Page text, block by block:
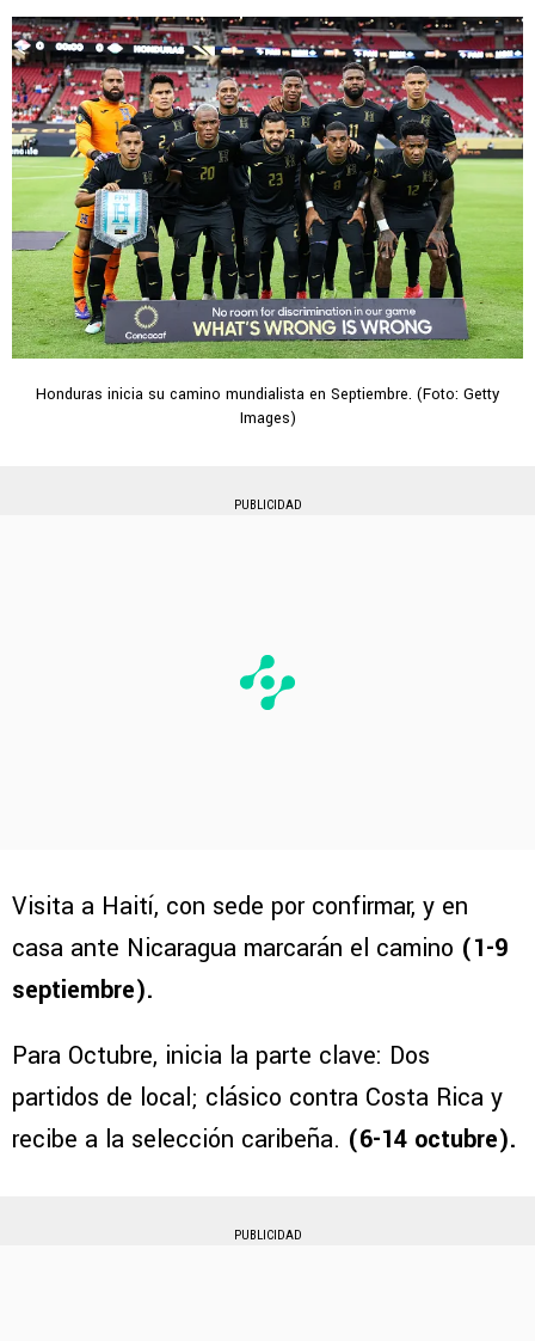
Honduras inicia su camino mundialista en Septiembre. (Foto: Getty
Images)
PUBLICIDAD
Visita a Haití, con sede por confirmar, y en
casa ante Nicaragua marcarán el camino (1-9
septiembre).
Para Octubre, inicia la parte clave: Dos
partidos de local; clásico contra Costa Rica y
recibe a la selección caribeña. (6-14 octubre).
PUBLICIDAD